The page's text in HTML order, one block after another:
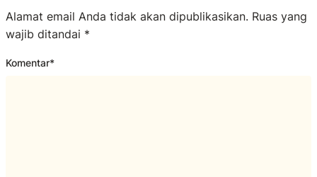
Alamat email Anda tidak akan dipublikasikan. Ruas yang
wajib ditandai *
Komentar*